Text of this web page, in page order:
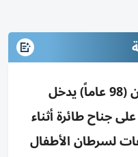
البريطاني هاري هيسمان (98 عاماً) يدخل
جناح طائرة أثناء
لسرطان الأطفال